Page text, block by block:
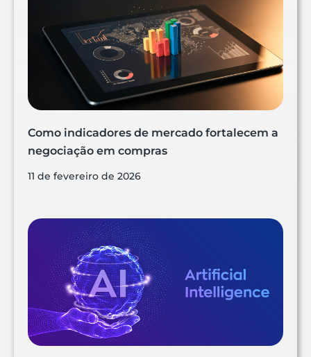
Como indicadores de mercado fortalecem a
negociação em compras
11 de fevereiro de 2026